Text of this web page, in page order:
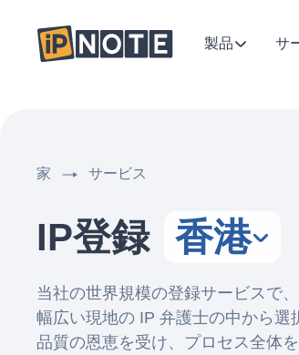
製品 サ
家 サービス
IP登録 香港
当社の世界規模の登録サービスで
幅広い現地の IP 弁護士の中から選
品質の恩恵を受け、プロセス全体